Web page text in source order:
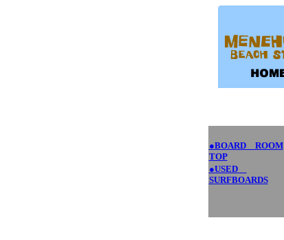
●BOARD ROOM
TOP
●USED
SURFBOARDS